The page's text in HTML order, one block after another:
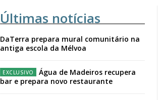
Últimas notícias
DaTerra prepara mural comunitário na
antiga escola da Mélvoa
Água de Madeiros recupera
bar e prepara novo restaurante